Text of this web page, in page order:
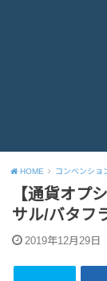
HOME コンベンショ
【通貨オプ
サル/バタフ
2019年12月29日